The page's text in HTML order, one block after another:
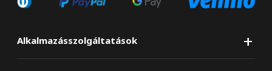
+
Alkalmazásszolgáltatások